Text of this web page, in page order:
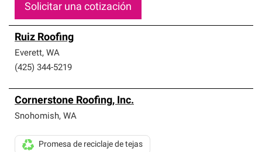
Solicitar una cotización
Ruiz Roofing
Everett, WA
(425) 344-5219
Cornerstone Roofing, Inc.
Snohomish, WA
Promesa de reciclaje de tejas